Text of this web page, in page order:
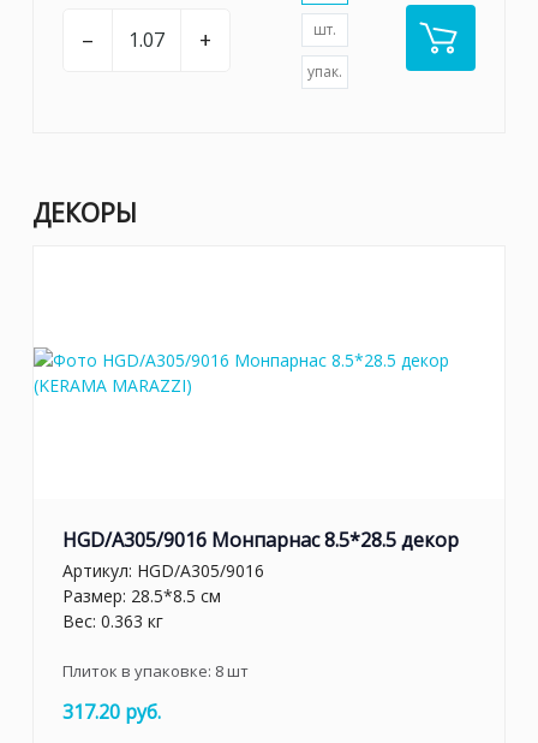
– + шт.
упак.
ДЕКОРЫ
HGD/A305/9016 Монпарнас 8.5*28.5 декор
Артикул: HGD/A305/9016
Размер: 28.5*8.5 см
Вес: 0.363 кг
Плиток в упаковке: 8шт
317.20 руб.